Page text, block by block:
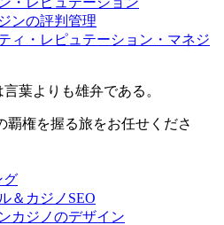
ンの評判管理
ィ・レピュテーション・マネジ
葉よりも雄弁である。
覇権を握る旅をお任せくださ
グ
＆カジノSEO
カジノのデザイン